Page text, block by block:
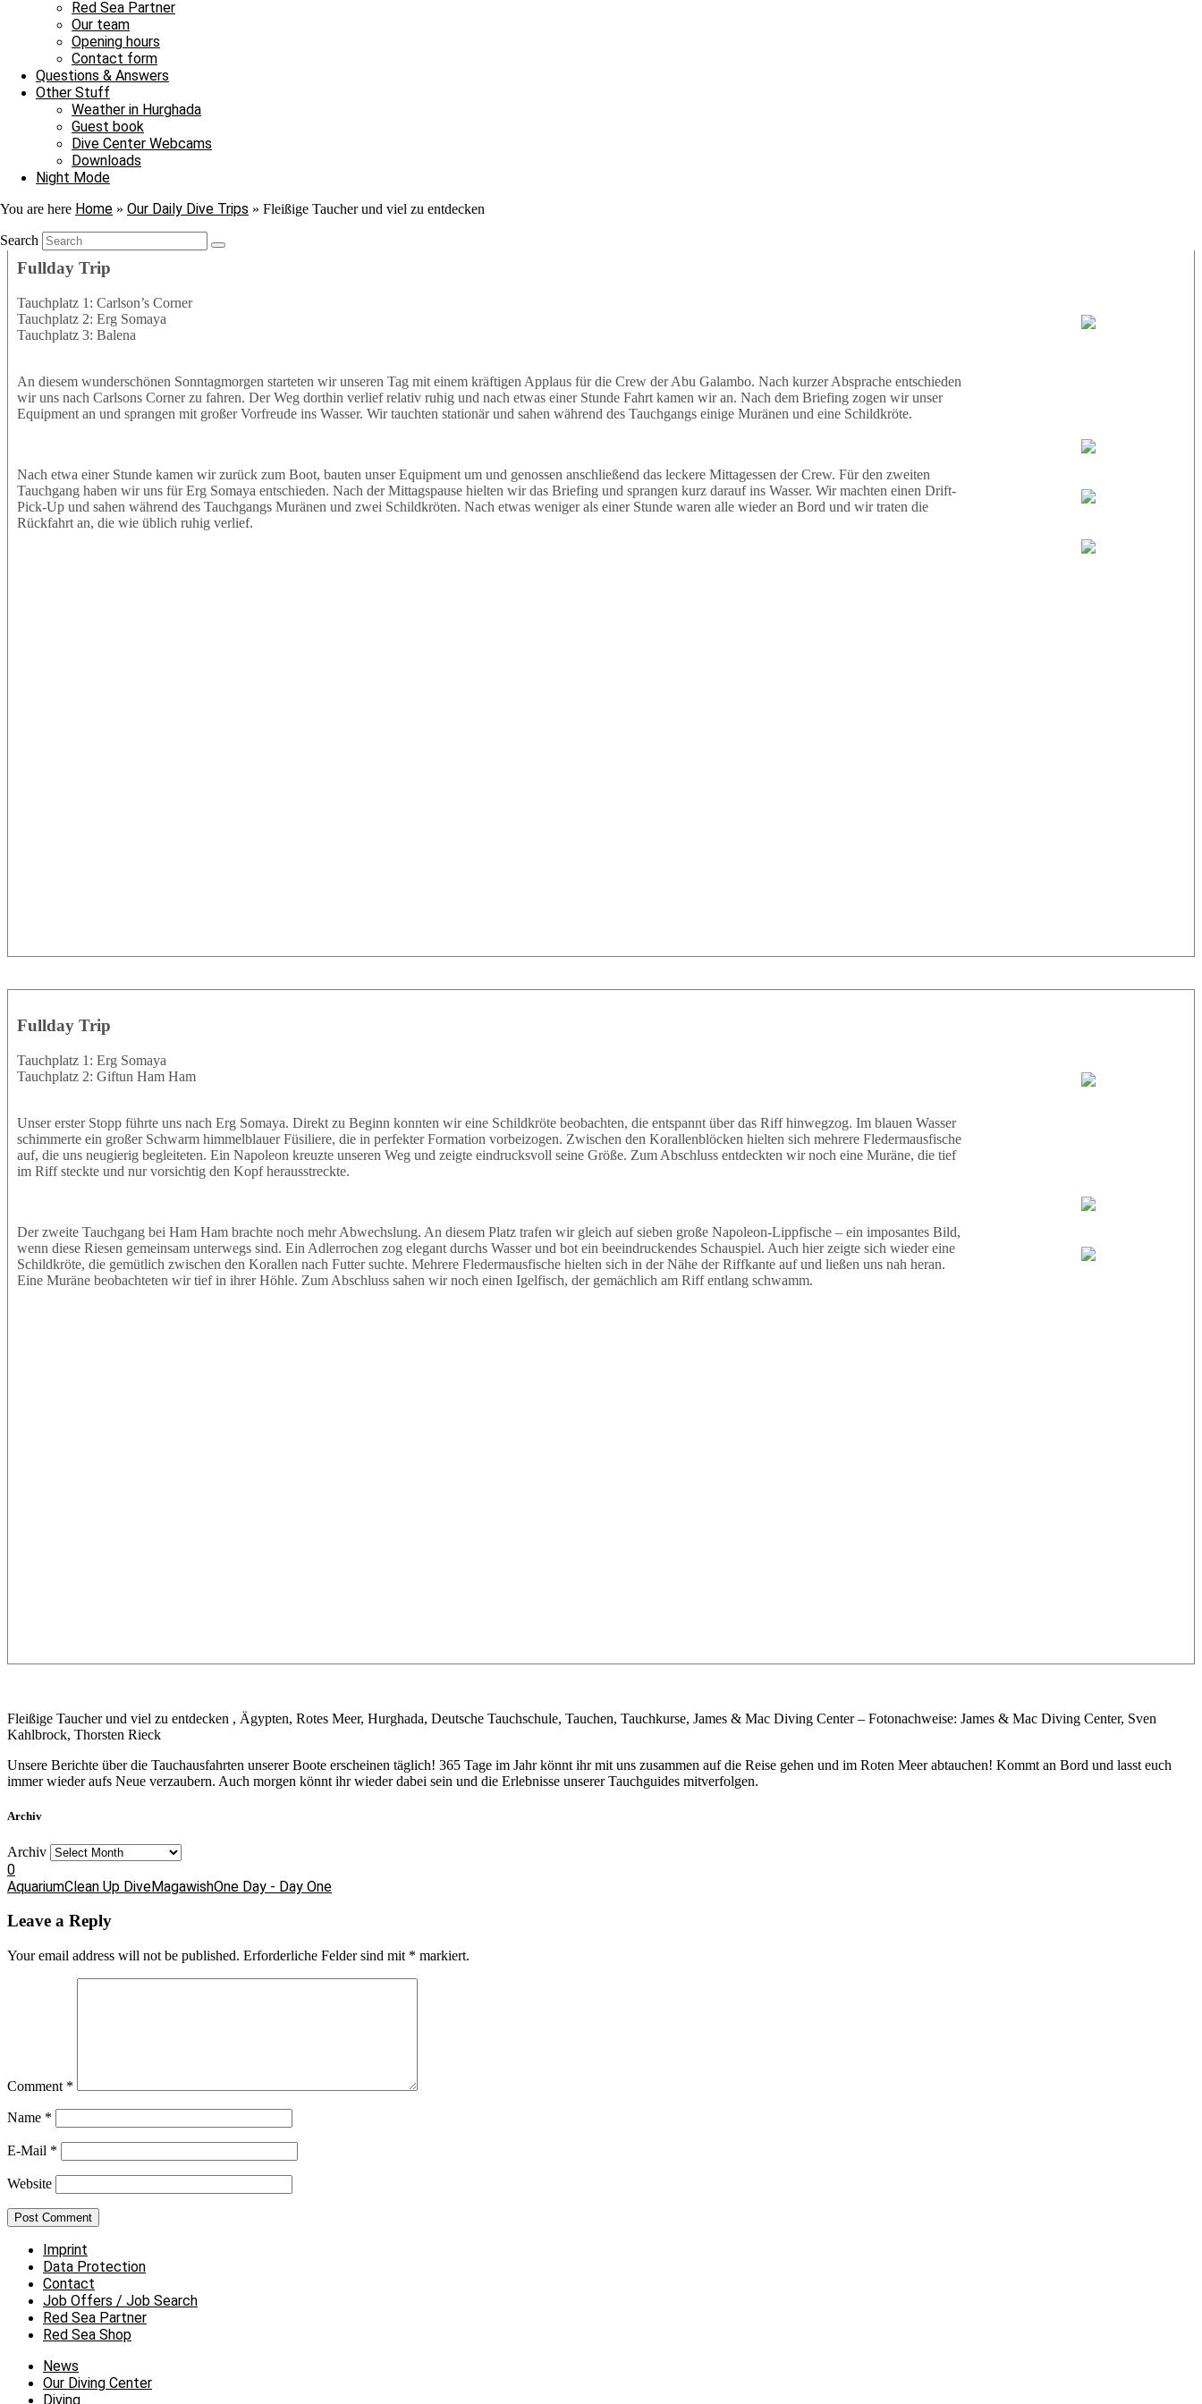
Red Sea Partner
Our team
Opening hours
Contact form
Questions & Answers
Other Stuff
Weather in Hurghada
Guest book
Dive Center Webcams
Downloads
Night Mode
You are here Home » Our Daily Dive Trips » Fleißige Taucher und viel zu entdecken
Search
Nach ihrer Show verließen auch sie uns ins Blau. Jedoch war auf dem Ham Ham Highway heute Hochbetrieb. Auf dem Weg zum Boot konnten wir erneut einen
Adlerrochen entdecken, der in der Strömung stand, wie ein Fels in der Brandung. Er sah aus, wie eine wunderschöne Statue, denn auch er war sehr schön und
ebenmäßig Marmoriert und wir konnten ihn von der Nähe bewundern. Unter dem Boot konnten wir dann noch einen Fransendrachenkopf entdecken, der gut getarnt
unter einem Stein saß. In unserem Sicherheitsstop begegnete uns erneut ein riesiger Napoleon. Nach diesem Tauchgang, bei dem wir gar nicht wussten, wo wir zuerst
hinschauen sollten, machten wir uns überglücklich auf den Weg in den heimischen Hafen. Dieser Tag war sowohl für die alten Hasen des Tauchens ein voller Erfolg,
als auch für die Neulinge, denn heute hat unsere Tauschfamilie sich um zwei Mitglieder erweitert, die ihren OWD-Kurs mit JJ bestanden haben. Somit haben wir heute
viel zu feiern, das heißt schnell auf zur Shaab Stella Bar, denn dieser tolle Tag muss in den Logbüchern festgehalten werden. Somit bis zum nächsten Mal und sonnige
Grüße von JJ, Sandra und Janina.
Fullday Trip
Tauchplatz 1: Carlson’s Corner
Tauchplatz 2: Erg Somaya
Tauchplatz 3: Balena
An diesem wunderschönen Sonntagmorgen starteten wir unseren Tag mit einem kräftigen Applaus für die Crew der Abu Galambo. Nach kurzer Absprache entschieden
wir uns nach Carlsons Corner zu fahren. Der Weg dorthin verlief relativ ruhig und nach etwas einer Stunde Fahrt kamen wir an. Nach dem Briefing zogen wir unser
Equipment an und sprangen mit großer Vorfreude ins Wasser. Wir tauchten stationär und sahen während des Tauchgangs einige Muränen und eine Schildkröte.
Nach etwa einer Stunde kamen wir zurück zum Boot, bauten unser Equipment um und genossen anschließend das leckere Mittagessen der Crew. Für den zweiten
Tauchgang haben wir uns für Erg Somaya entschieden. Nach der Mittagspause hielten wir das Briefing und sprangen kurz darauf ins Wasser. Wir machten einen Drift-
Pick-Up und sahen während des Tauchgangs Muränen und zwei Schildkröten. Nach etwas weniger als einer Stunde waren alle wieder an Bord und wir traten die
Rückfahrt an, die wie üblich ruhig verlief.
Fullday Trip
Tauchplatz 1: Erg Somaya
Tauchplatz 2: Giftun Ham Ham
Unser erster Stopp führte uns nach Erg Somaya. Direkt zu Beginn konnten wir eine Schildkröte beobachten, die entspannt über das Riff hinwegzog. Im blauen Wasser
schimmerte ein großer Schwarm himmelblauer Füsiliere, die in perfekter Formation vorbeizogen. Zwischen den Korallenblöcken hielten sich mehrere Fledermausfische
auf, die uns neugierig begleiteten. Ein Napoleon kreuzte unseren Weg und zeigte eindrucksvoll seine Größe. Zum Abschluss entdeckten wir noch eine Muräne, die tief
im Riff steckte und nur vorsichtig den Kopf herausstreckte.
Der zweite Tauchgang bei Ham Ham brachte noch mehr Abwechslung. An diesem Platz trafen wir gleich auf sieben große Napoleon-Lippfische – ein imposantes Bild,
wenn diese Riesen gemeinsam unterwegs sind. Ein Adlerrochen zog elegant durchs Wasser und bot ein beeindruckendes Schauspiel. Auch hier zeigte sich wieder eine
Schildkröte, die gemütlich zwischen den Korallen nach Futter suchte. Mehrere Fledermausfische hielten sich in der Nähe der Riffkante auf und ließen uns nah heran.
Eine Muräne beobachteten wir tief in ihrer Höhle. Zum Abschluss sahen wir noch einen Igelfisch, der gemächlich am Riff entlang schwamm.
Fleißige Taucher und viel zu entdecken , Ägypten, Rotes Meer, Hurghada, Deutsche Tauchschule, Tauchen, Tauchkurse, James & Mac Diving Center – Fotonachweise: James & Mac Diving Center, Sven
Kahlbrock, Thorsten Rieck
Unsere Berichte über die Tauchausfahrten unserer Boote erscheinen täglich! 365 Tage im Jahr könnt ihr mit uns zusammen auf die Reise gehen und im Roten Meer abtauchen! Kommt an Bord und lasst euch
immer wieder aufs Neue verzaubern. Auch morgen könnt ihr wieder dabei sein und die Erlebnisse unserer Tauchguides mitverfolgen.
Archiv
Archiv
0
AquariumClean Up DiveMagawishOne Day - Day One
Leave a Reply
Your email address will not be published. Erforderliche Felder sind mit * markiert.
Comment *
Name *
E-Mail *
Website
Imprint
Data Protection
Contact
Job Offers / Job Search
Red Sea Partner
Red Sea Shop
News
Our Diving Center
Diving